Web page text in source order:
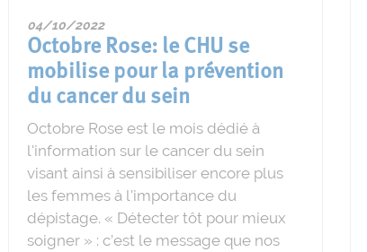
04/10/2022
Octobre Rose: le CHU se
mobilise pour la prévention
du cancer du sein
Octobre Rose est le mois dédié à
l'information sur le cancer du sein
visant ainsi à sensibiliser encore plus
les femmes à l'importance du
dépistage. « Détecter tôt pour mieux
soigner » : c’est le message que nos